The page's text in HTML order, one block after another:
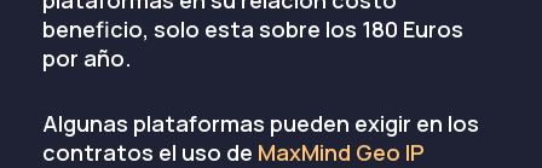
beneficio, solo esta sobre los 180 Euros
por año.
Algunas plataformas pueden exigir en los
contratos el uso de MaxMind Geo IP